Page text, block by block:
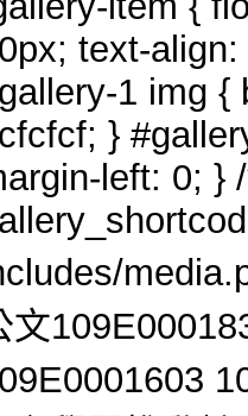
text-
1 img {
}
left: 0; }
文